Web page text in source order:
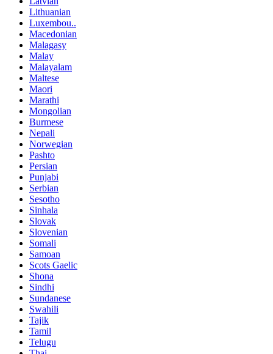
Lithuanian
Luxembou..
Macedonian
Malagasy
Malay
Malayalam
Maltese
Maori
Marathi
Mongolian
Burmese
Nepali
Norwegian
Pashto
Persian
Punjabi
Serbian
Sesotho
Sinhala
Slovak
Slovenian
Somali
Samoan
Scots Gaelic
Shona
Sindhi
Sundanese
Swahili
Tajik
Tamil
Telugu